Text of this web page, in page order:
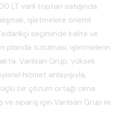
LT varil toptan satışında
işletmelere önemli
seçiminde kalite ve
planda tutulması, işletmelerin
Varilsan Grup, yüksek
hizmet anlayışıyla,
bir çözüm ortağı olma
ve sipariş için Varilsan Grup ile